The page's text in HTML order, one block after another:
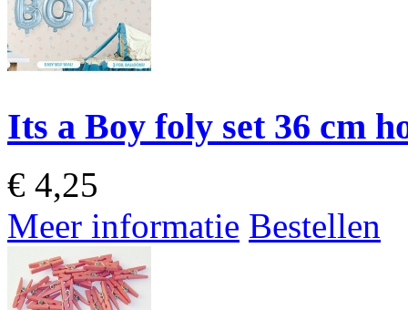
Its a Boy foly set 36 cm
€ 4,25
Meer informatie Bestellen